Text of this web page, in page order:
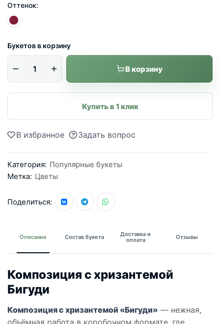
Оттенок:
Букетов в корзину
В корзину
Купить в 1 клик
В избранное Задать вопрос
Категория: Популярные букеты
Метка: Цветы
Поделиться:
Описание Состав букета
Доставка и
оплата
Отзывы
Композиция с хризантемой
Бигуди
Композиция с хризантемой «Бигуди» — нежная,